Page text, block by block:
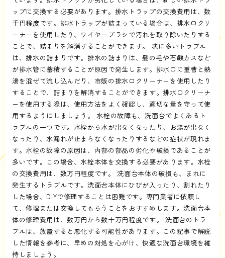
ップに交換する必要があります。排水トラップの交換費用は、数
千円程度です。排水トラップが詰まっている場合は、排水口クリ
ーナーを使用したり、ワイヤーブラシで汚れを取り除いたりする
ことで、詰まりを解消することができます。 次に多いトラブル
は、排水の詰まりです。排水の詰まりは、髪の毛や石鹸カスなど
が排水管に蓄積することが原因で発生します。排水口に重曹と熱
湯を混ぜて流し込んだり、市販の排水口クリーナーを使用したり
することで、詰まりを解消することができます。排水口クリーナ
ーを使用する際は、使用方法をよく確認し、適切な量を守って使
用するようにしましょう。 水栓の故障も、洗面台でよくあるト
ラブルの一つです。水栓から水が出なくなったり、お湯が出なく
なったり、水漏れが止まらなくなったりするなどの症状が現れま
す。水栓の故障の原因は、内部の部品の劣化や破損であることが
多いです。この場合、水栓本体を交換する必要があります。水栓
の交換費用は、数万円程度です。 洗面台本体の破損も、まれに
発生するトラブルです。洗面台本体にひびが入ったり、割れたり
した場合、DIYで修理することは困難です。専門業者に依頼し
て、修理または交換してもらうことをおすすめします。洗面台本
体の修理費用は、数万円から数十万円程度です。 洗面台のトラ
ブルは、放置すると悪化する可能性があります。この記事で解説
した情報を参考に、早めの対処を心がけ、快適な洗面台環境を維
持しましょう。